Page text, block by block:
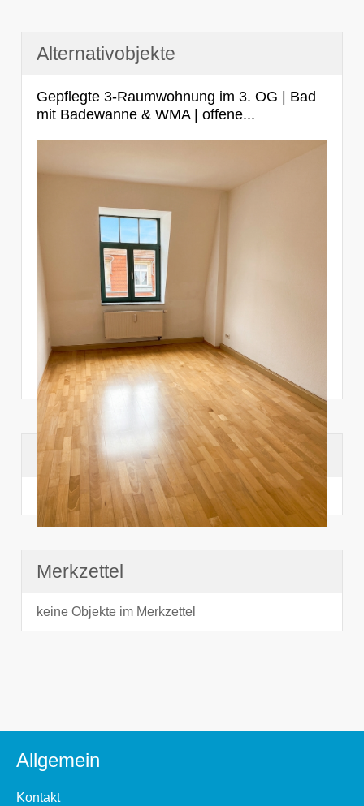
Alternativobjekte
Gepflegte 3-Raumwohnung im 3. OG | Bad
mit Badewanne & WMA | offene...
Suchhistorie
noch nichts angesehen
Merkzettel
keine Objekte im Merkzettel
Allgemein
Kontakt